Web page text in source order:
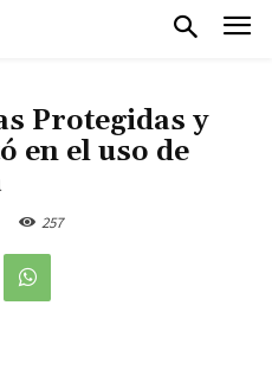
Protegidas y
en el uso de
257